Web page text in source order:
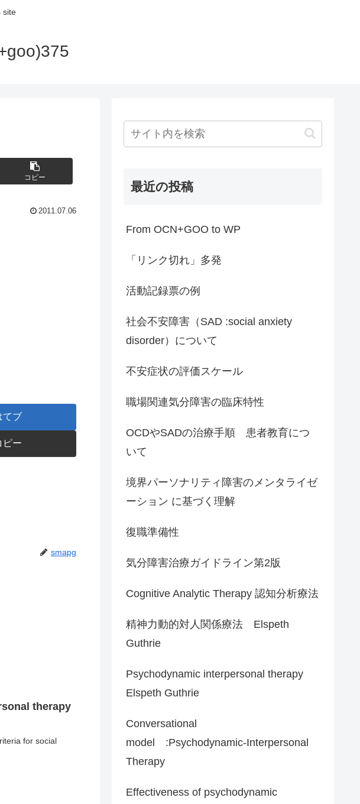
site
コピー
2011.07.06
てブ
ピー
smapg
therapy
for social
最近の投稿
From OCN+GOO to WP
「リンク切れ」多発
活動記録票の例
社会不安障害（SAD :social anxiety
disorder）について
不安症状の評価スケール
職場関連気分障害の臨床特性
OCDやSADの治療手順 患者教育につ
いて
境界パーソナリティ障害のメンタライゼ
ーション に基づく理解
復職準備性
気分障害治療ガイドライン第2版
Cognitive Analytic Therapy 認知分析療法
精神力動的対人関係療法 Elspeth
Guthrie
Psychodynamic interpersonal therapy
Elspeth Guthrie
Conversational
model :Psychodynamic-Interpersonal
Therapy
Effectiveness of psychodynamic